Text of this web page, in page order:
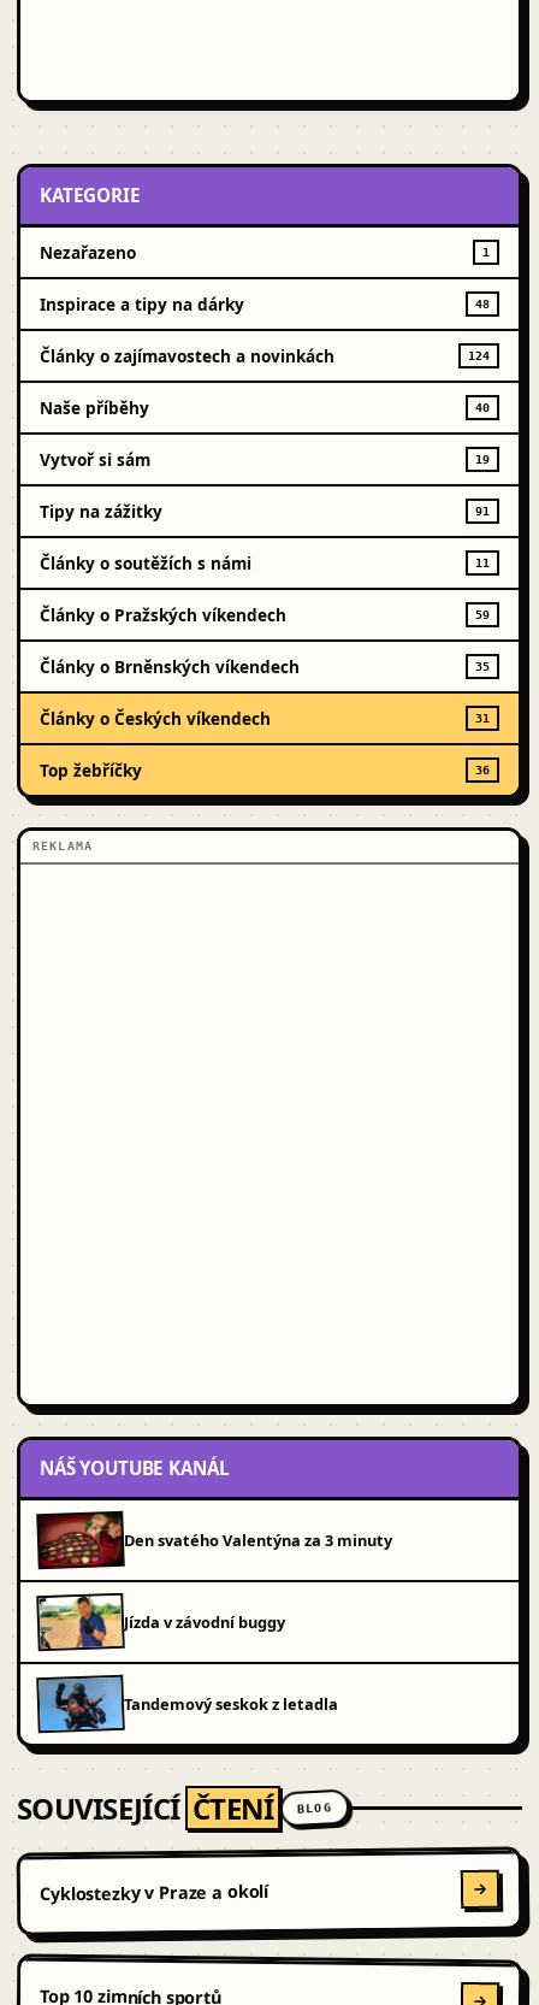
KATEGORIE
Nezařazeno 1
Inspirace a tipy na dárky 48
Články o zajímavostech a novinkách 124
Naše příběhy 40
Vytvoř si sám 19
Tipy na zážitky 91
Články o soutěžích s námi 11
Články o Pražských víkendech 59
Články o Brněnských víkendech 35
Články o Českých víkendech 31
Top žebříčky 36
REKLAMA
NÁŠ YOUTUBE KANÁL
Den svatého Valentýna za 3 minuty
Jízda v závodní buggy
Tandemový seskok z letadla
SOUVISEJÍCÍ ČTENÍ BLOG
Cyklostezky v Praze a okolí
Top 10 zimních sportů